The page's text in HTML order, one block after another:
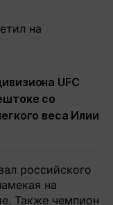
UFC
со
веса Илии
российского
на
Также чемпион